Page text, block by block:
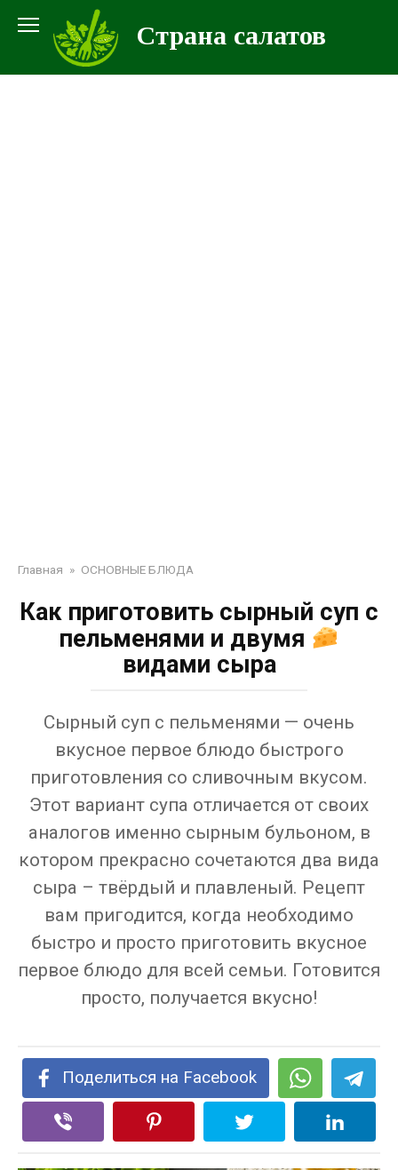
контенту
Страна салатов
Главная » ОСНОВНЫЕ БЛЮДА
Как приготовить сырный суп с
пельменями и двумя
видами сыра
Сырный суп с пельменями — очень
вкусное первое блюдо быстрого
приготовления со сливочным вкусом.
Этот вариант супа отличается от своих
аналогов именно сырным бульоном, в
котором прекрасно сочетаются два вида
сыра – твёрдый и плавленый. Рецепт
вам пригодится, когда необходимо
быстро и просто приготовить вкусное
первое блюдо для всей семьи. Готовится
просто, получается вкусно!
Поделиться на Facebook